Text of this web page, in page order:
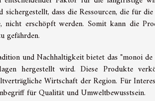
dass die Ressourcen, die für
nicht erschöpft werden. Somit kann die
gefährden.
und Nachhaltigkeit bietet das "monoi
hergestellt wird. Diese Produkte
Wirtschaft der Region. Für
für Qualität und Umweltbewusstsein.